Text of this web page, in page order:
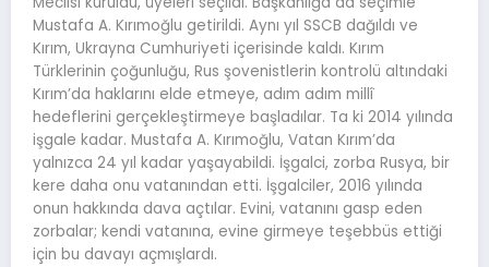
Mustafa A. Kırımoğlu getirildi. Aynı yıl SSCB dağıldı ve
Kırım, Ukrayna Cumhuriyeti içerisinde kaldı. Kırım
Türklerinin çoğunluğu, Rus şovenistlerin kontrolü altındaki
Kırım’da haklarını elde etmeye, adım adım millî
hedeflerini gerçekleştirmeye başladılar. Ta ki 2014 yılında
işgale kadar. Mustafa A. Kırımoğlu, Vatan Kırım’da
yalnızca 24 yıl kadar yaşayabildi. İşgalci, zorba Rusya, bir
kere daha onu vatanından etti. İşgalciler, 2016 yılında
onun hakkında dava açtılar. Evini, vatanını gasp eden
zorbalar; kendi vatanına, evine girmeye teşebbüs ettiği
için bu davayı açmışlardı.